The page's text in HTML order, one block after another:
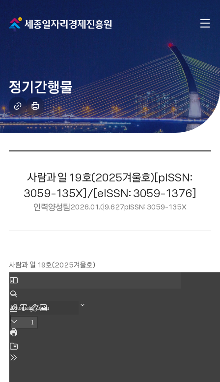
메
로
이
동
체
메
뉴
정기간행물
링
크
복
인
쇄
하
사람과 일 19호(2025겨울호)[pISSN:
3059-135X]/[eISSN: 3059-1376]
인력양성팀2026.01.09.627pISSN: 3059-135X
사람과 일 19호(2025겨울호)